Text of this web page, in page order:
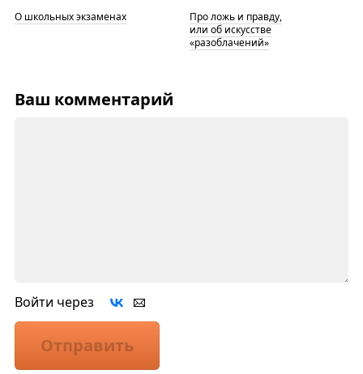
О школьных экзаменах
Про ложь и правду,
или об искусстве
«разоблачений»
Ваш комментарий
Войти через
Отправить